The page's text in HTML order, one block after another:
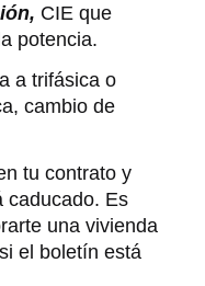
CIE que
potencia.
a trifásica o
cambio de
tu contrato y
caducado. Es
una vivienda
el boletín está